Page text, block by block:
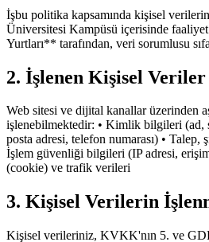
İşbu politika kapsamında kişisel
Üniversitesi Kampüsü içerisinde
Yurtları** tarafından, veri sorumlusu
2. İşlenen Kişisel Veriler
Web sitesi ve dijital kanallar üzerinden
işlenebilmektedir: • Kimlik bilgileri (ad,
posta adresi, telefon numarası) • Talep,
İşlem güvenliği bilgileri (IP adresi,
(cookie) ve trafik verileri
3. Kişisel Verilerin
Kişisel verileriniz, KVKK'nın 5. ve